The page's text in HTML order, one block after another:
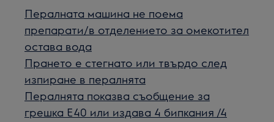
Пералната машина не поема
препарати/в отделението за омекотител
остава вода
Прането е стегнато или твърдо след
изпиране в пералнята
Пералнята показва съобщение за
грешка Е40 или издава 4 бипкания /4